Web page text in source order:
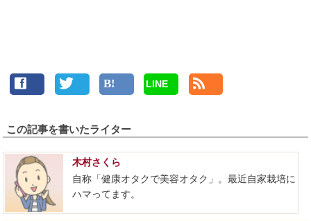
LINE
この記事を書いたライター
木村さくら
自称「健康オタクで美容オタク」。最近自家栽培に
ハマってます。